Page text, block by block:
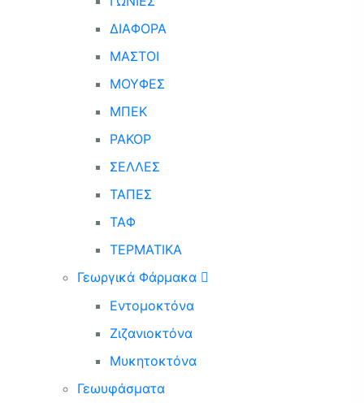
ΔΙΑΦΟΡΑ
ΜΑΣΤΟΙ
ΜΟΥΦΕΣ
ΜΠΕΚ
ΡΑΚΟΡ
ΣΕΛΛΕΣ
ΤΑΠΕΣ
ΤΑΦ
ΤΕΡΜΑΤΙΚΑ
Γεωργικά Φάρμακα
Εντομοκτόνα
Ζιζανιοκτόνα
Μυκητοκτόνα
Γεωυφάσματα